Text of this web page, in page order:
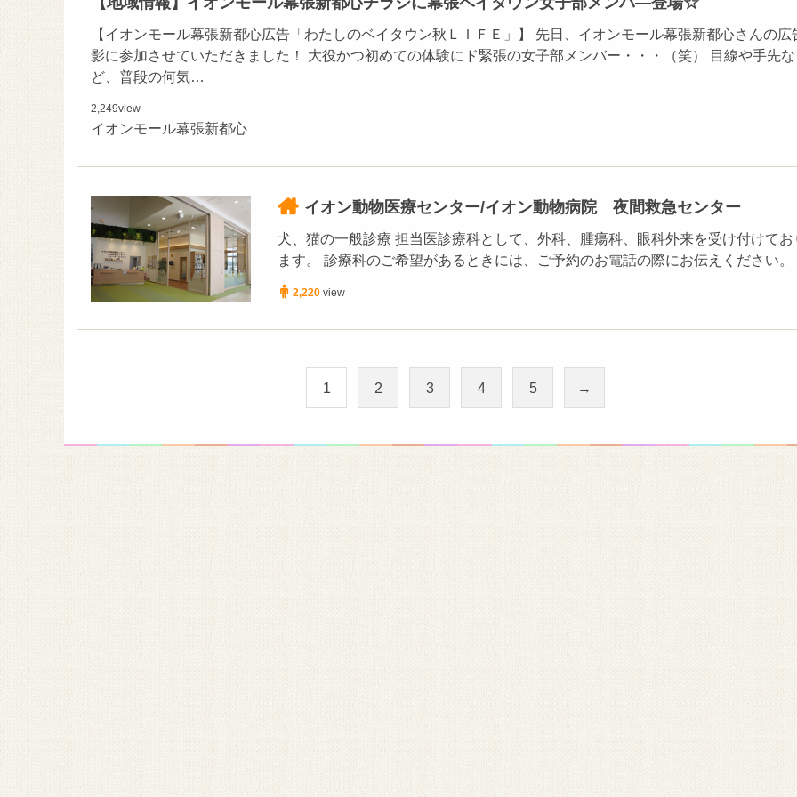
【イオンモール幕張新都心広告「わたしのベイタウン秋ＬＩＦＥ」】 先日、イオンモール幕張新都心さんの広
影に参加させていただきました！ 大役かつ初めての体験にド緊張の女子部メンバー・・・（笑） 目線や手先な
ど、普段の何気…
2,249view
イオンモール幕張新都心
イオン動物医療センター/イオン動物病院 夜間救急センター
犬、猫の一般診療 担当医診療科として、外科、腫瘍科、眼科外来を受け付けてお
ます。 診療科のご希望があるときには、ご予約のお電話の際にお伝えください。
2,220 view
1 2 3 4 5 →